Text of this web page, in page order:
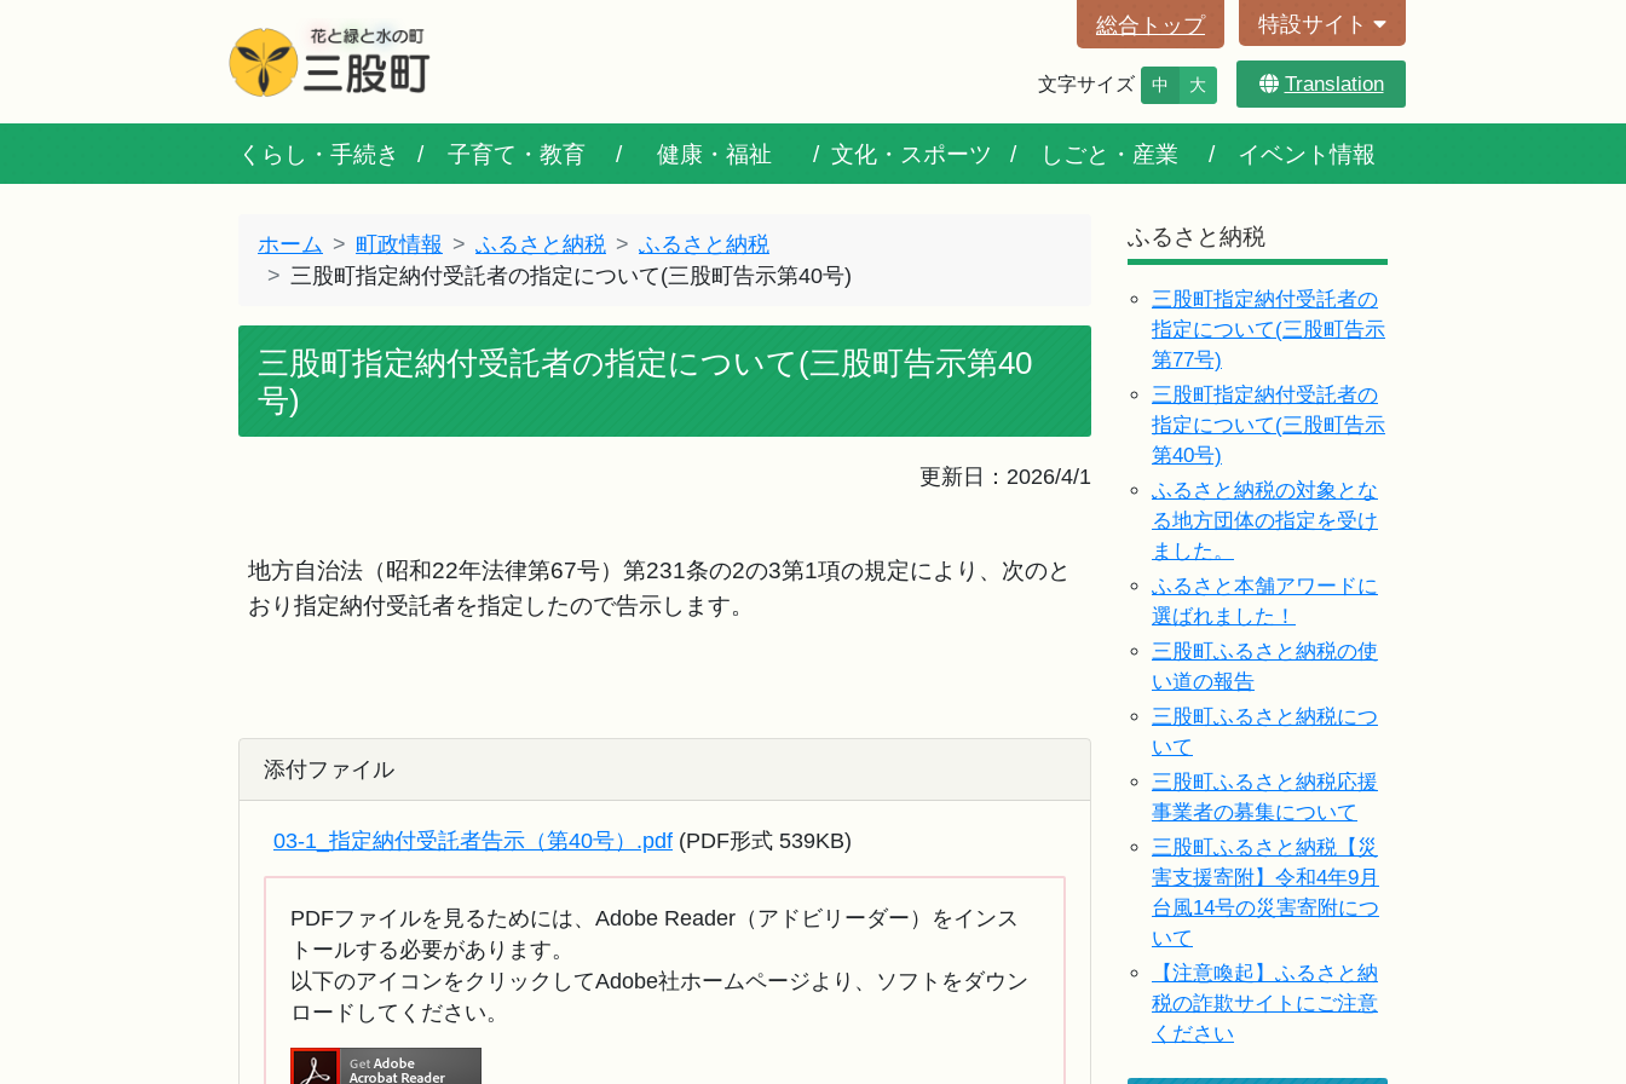
総合トップ 特設サイト
文字サイズ 中 大 Translation
くらし・手続き 子育て・教育 健康・福祉 文化・スポーツ しごと・産業 イベント情報
ホーム 町政情報 ふるさと納税
ふるさと納税
三股町指定納付受託者の指定について(三股町告示第40号)
三股町指定納付受託者の指定について(三股町告示第40
号)
更新日：2026/4/1
地方自治法（昭和22年法律第67号）第231条の2の3第1項の規定により、次のと
おり指定納付受託者を指定したので告示します。
添付ファイル
03-1_指定納付受託者告示（第40号）.pdf (PDF形式 539KB)
PDFファイルを見るためには、Adobe Reader（アドビリーダー）をインス
トールする必要があります。
以下のアイコンをクリックしてAdobe社ホームページより、ソフトをダウン
ロードしてください。
ふるさと納税
三股町指定納付受託者の
指定について(三股町告示
第77号)
三股町指定納付受託者の
指定について(三股町告示
第40号)
ふるさと納税の対象とな
る地方団体の指定を受け
ました。
ふるさと本舗アワードに
選ばれました！
三股町ふるさと納税の使
い道の報告
三股町ふるさと納税につ
いて
三股町ふるさと納税応援
事業者の募集について
三股町ふるさと納税【災
害支援寄附】令和4年9月
台風14号の災害寄附につ
いて
【注意喚起】ふるさと納
税の詐欺サイトにご注意
ください